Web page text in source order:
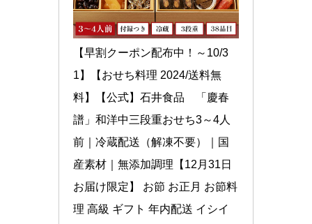
【早割クーポン配布中！～10/3
1】【おせち料理 2024/送料無
料】【公式】石井食品　「慶春
譜」和洋中三段重おせち3～4人
前｜冷蔵配送（解凍不要）｜国
産素材｜無添加調理【12月31日
お届け限定】 お節 お正月 お節料
理 高級 ギフト 年内配送 イシイ